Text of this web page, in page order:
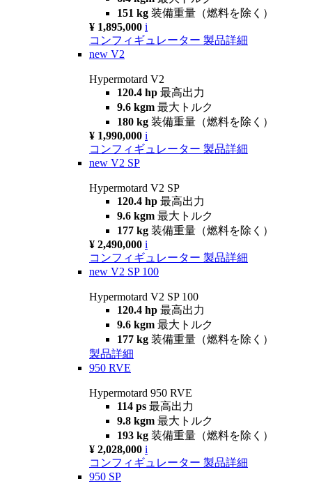
151 kg 装備重量（燃料を除く）
¥ 1,895,000 i
コンフィギュレーター 製品詳細
new V2
Hypermotard V2
120.4 hp 最高出力
9.6 kgm 最大トルク
180 kg 装備重量（燃料を除く）
¥ 1,990,000 i
コンフィギュレーター 製品詳細
new V2 SP
Hypermotard V2 SP
120.4 hp 最高出力
9.6 kgm 最大トルク
177 kg 装備重量（燃料を除く）
¥ 2,490,000 i
コンフィギュレーター 製品詳細
new V2 SP 100
Hypermotard V2 SP 100
120.4 hp 最高出力
9.6 kgm 最大トルク
177 kg 装備重量（燃料を除く）
製品詳細
950 RVE
Hypermotard 950 RVE
114 ps 最高出力
9.8 kgm 最大トルク
193 kg 装備重量（燃料を除く）
¥ 2,028,000 i
コンフィギュレーター 製品詳細
950 SP